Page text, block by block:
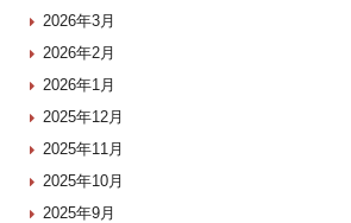
2026年3月
2026年2月
2026年1月
2025年12月
2025年11月
2025年10月
2025年9月